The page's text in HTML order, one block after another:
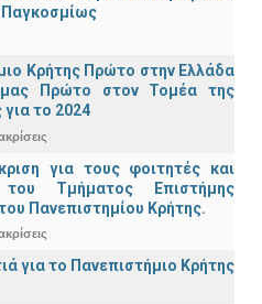
Παγκοσμίως
Κρήτης Πρώτο στην Ελλάδα
Πρώτο στον Τομέα της
το 2024
για τους φοιτητές και
του Τμήματος Επιστήμης
Πανεπιστημίου Κρήτης.
για το Πανεπιστήμιο Κρήτης